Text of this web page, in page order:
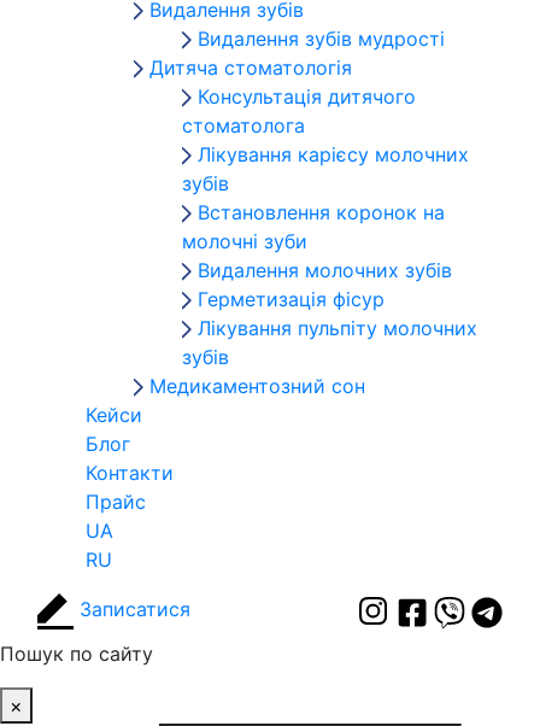
Видалення зубів
Видалення зубів мудрості
Дитяча стоматологія
Консультація дитячого
стоматолога
Лікування карієсу молочних
зубів
Встановлення коронок на
молочні зуби
Видалення молочних зубів
Герметизація фісур
Лікування пульпіту молочних
зубів
Медикаментозний сон
Кейси
Блог
Контакти
Прайс
UA
RU
Записатися
Пошук по сайту
×